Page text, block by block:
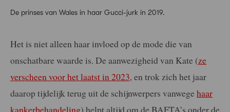
De prinses van Wales in haar Gucci-jurk in 2019.
Het is niet alleen haar invloed op de mode die van
onschatbare waarde is. De aanwezigheid van Kate (ze
verscheen voor het laatst in 2023, en trok zich het jaar
daarop tijdelijk terug uit de schijnwerpers vanwege haar